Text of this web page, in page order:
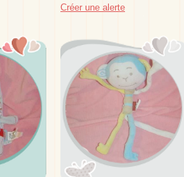
Créer une alerte